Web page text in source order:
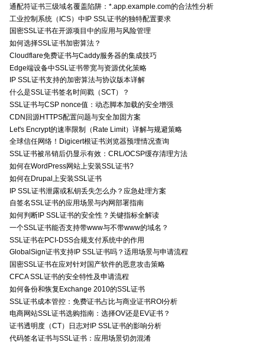
通配符证书三级域名覆盖陷阱：*.app.example.com的合法性分析
工业控制系统（ICS）中IP SSL证书的独特配置要求
国密SSL证书在开源项目中的应用与风险管理
如何选择SSL证书加密算法？
Cloudflare免费证书与Caddy服务器的集成技巧
Edge端设备中SSL证书带宽与资源优化策略
IP SSL证书支持的加密算法与协议版本详解
什么是SSL证书签名时间戳（SCT）？
SSL证书与CSP nonce值：动态脚本加载的安全增强
CDN回源HTTPS配置问题与安全加固方案
Let's Encrypt的速率限制（Rate Limit）详解与规避策略
全球信任网络！Digicert根证书浏览器预埋情况查询
SSL证书被吊销后仍显示有效：CRL/OCSP缓存清理方法
如何在WordPress网站上安装SSL证书?
如何在Drupal上安装SSL证书
IP SSL证书泄露或私钥丢失怎么办？应急处理方案
自签名SSL证书的应用场景与内网部署指南
如何判断IP SSL证书的安全性？关键指标全解读
一个SSL证书能否支持带www与不带www的域名？
SSL证书在PCI-DSS合规支付系统中的作用
GlobalSign证书支持IP SSL证书吗？适用场景与申请流程
国密SSL证书在应对针对国产软件的恶意攻击策略
CFCA SSL证书的安全特性及申请流程
如何备份和恢复Exchange 2010的SSL证书
SSL证书成本管控：免费证书占比与商业证书ROI分析
电商网站SSL证书选购指南：选择OV还是EV证书？
证书透明度（CT）日志对IP SSL证书的影响分析
代码签名证书与SSL证书：应用场景切勿混淆